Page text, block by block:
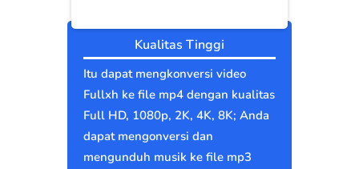
Kualitas Tinggi
Itu dapat mengkonversi video
Fullxh ke file mp4 dengan kualitas
Full HD, 1080p, 2K, 4K, 8K; Anda
dapat mengonversi dan
mengunduh musik ke file mp3